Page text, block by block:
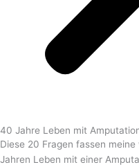
40 Jahre Leben mit
Diese 20 Fragen fassen
Jahren Leben mit einer